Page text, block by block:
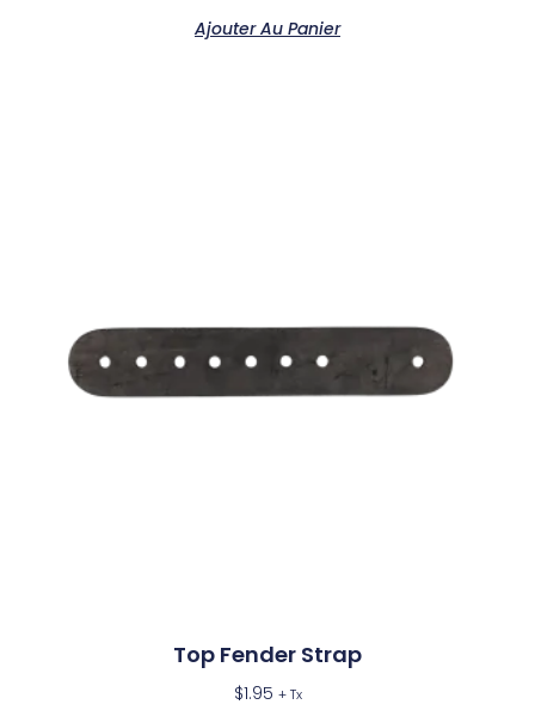
Ajouter Au Panier
Top Fender Strap
$1.95 + Tx